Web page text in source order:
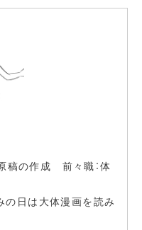
原稿の作成 前々職：体
の日は大体漫画を読み